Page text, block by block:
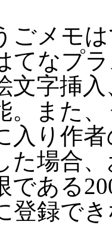
メモは
てなプ
文字挿
。また
入り作
た場合
である
登録で